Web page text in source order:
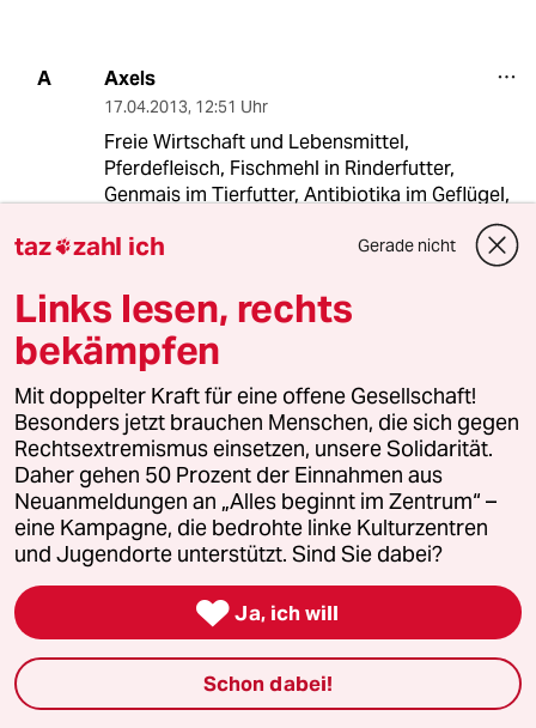
A Axels
17.04.2013, 12:51 Uhr
Freie Wirtschaft und Lebensmittel,
Pferdefleisch, Fischmehl in Rinderfutter,
Genmais im Tierfutter, Antibiotika im Geflügel,
MRSA, Contergan, Asbest usw., hier geht es
um die Gesundheit der Menschen und nicht um
jetzt schon nicht,weil zu wenig Personal. Dazu
noch Fracking wir werden als Selbstvernichter
unserer Erde in keine Geschichte eingehen, ist
keiner mehr da der schreibt!
Z Zunder
17.04.2013 ,12:28 Uhr
Sollte sich die weitere Wasserprivatisierung
durchsetzen, dann haben wir demnächst nicht
nur Ekel-Fleisch, sondern auch Ekel-
Wasser.Natürlich ist die Ekel-Partei für weitere
Privatisierung-, da gibt es wieder für einige
FDPisten ein Zubrot. Gleich den
Versicherungen die sich erlauben können, den
Versicherten ihr ihnen zustehendes Geld zu
taz zahl ich Gerade nicht
Links lesen, rechts
bekämpfen
Mit doppelter Kraft für eine offene Gesellschaft!
Besonders jetzt brauchen Menschen, die sich gegen
Rechtsextremismus einsetzen, unsere Solidarität.
Daher gehen 50 Prozent der Einnahmen aus
Neuanmeldungen an „Alles beginnt im Zentrum“ –
eine Kampagne, die bedrohte linke Kulturzentren
und Jugendorte unterstützt. Sind Sie dabei?
 Ja, ich will
Schon dabei!